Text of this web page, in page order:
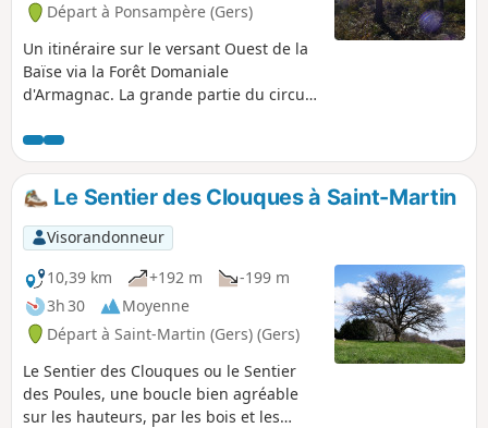
Départ à Ponsampère (Gers)
Un itinéraire sur le versant Ouest de la
Baïse via la Forêt Domaniale
d'Armagnac. La grande partie du circuit
voies carrossables.
Le Sentier des Clouques à Saint-Martin
Visorandonneur
10,39 km
+192 m
-199 m
3h 30
Moyenne
Départ à Saint-Martin (Gers) (Gers)
Le Sentier des Clouques ou le Sentier
des Poules, une boucle bien agréable
sur les hauteurs, par les bois et les